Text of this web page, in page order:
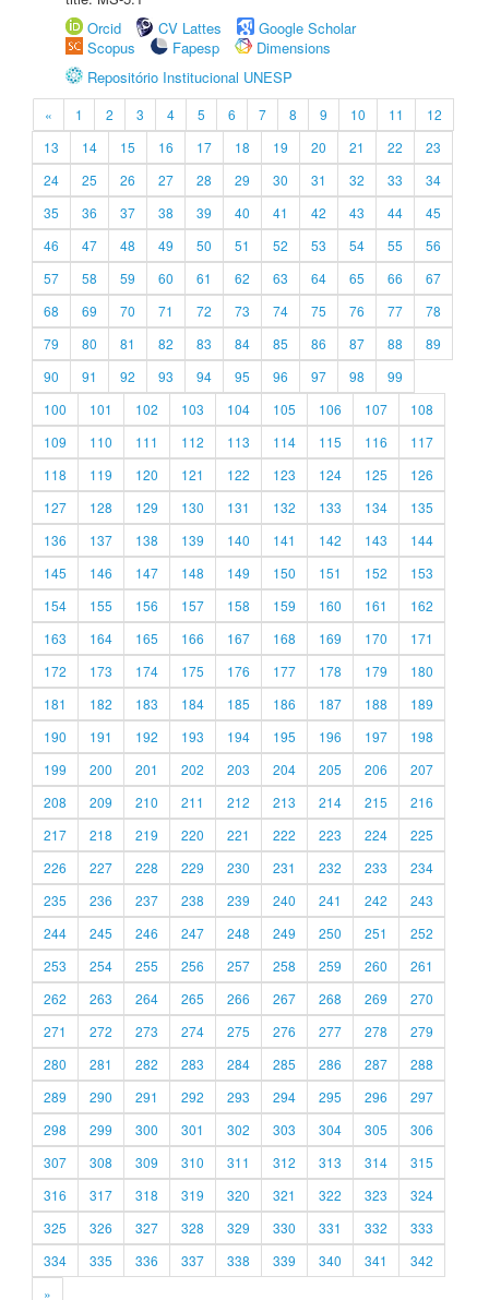
Orcid
CV Lattes
Google Scholar
Scopus
Fapesp
Dimensions
Repositório Institucional UNESP
« 1 2 3 4 5 6 7 8 9 10 11
12
13
14 15 16 17 18 19 20 21 22
23
24
25 26 27 28 29 30 31 32 33
34
35
36 37 38 39 40 41 42 43 44
45
46
47 48 49 50 51 52 53 54 55
56
57
58 59 60 61 62 63 64 65 66
67
68
69 70 71 72 73 74 75 76 77
78
79
80 81 82 83 84 85 86 87 88
89
90
91 92 93 94 95 96 97 98
99
100
101 102 103 104 105 106 107
108
109
110 111 112 113 114 115 116
117
118
119 120 121 122 123 124 125
126
127
128 129 130 131 132 133 134
135
136
137 138 139 140 141 142 143
144
145
146 147 148 149 150 151 152
153
154
155 156 157 158 159 160 161
162
163
164 165 166 167 168 169 170
171
172
173 174 175 176 177 178 179
180
181
182 183 184 185 186 187 188
189
190
191 192 193 194 195 196 197
198
199
200 201 202 203 204 205 206
207
208
209 210 211 212 213 214 215
216
217
218 219 220 221 222 223 224
225
226
227 228 229 230 231 232 233
234
235
236 237 238 239 240 241 242
243
244
245 246 247 248 249 250 251
252
253
254 255 256 257 258 259 260
261
262
263 264 265 266 267 268 269
270
271
272 273 274 275 276 277 278
279
280
281 282 283 284 285 286 287
288
289
290 291 292 293 294 295 296
297
298
299 300 301 302 303 304 305
306
307
308 309 310 311 312 313 314
315
316
317 318 319 320 321 322 323
324
325
326 327 328 329 330 331 332
333
334
335 336 337 338 339 340 341
342
»